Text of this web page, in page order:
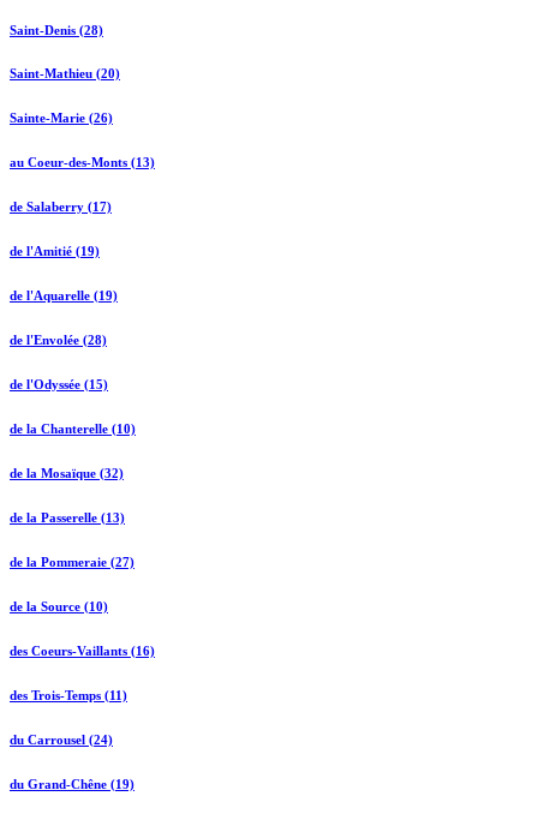
Saint-Denis (28)
Saint-Mathieu (20)
Sainte-Marie (26)
au Coeur-des-Monts (13)
de Salaberry (17)
de l'Amitié (19)
de l'Aquarelle (19)
de l'Envolée (28)
de l'Odyssée (15)
de la Chanterelle (10)
de la Mosaïque (32)
de la Passerelle (13)
de la Pommeraie (27)
de la Source (10)
des Coeurs-Vaillants (16)
des Trois-Temps (11)
du Carrousel (24)
du Grand-Chêne (19)